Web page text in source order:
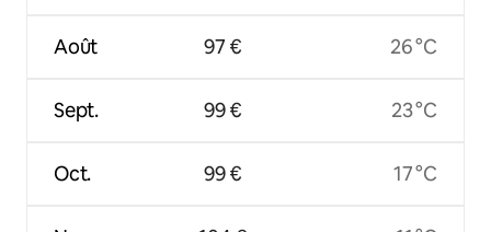
Août
Sept.
Oct.
97 €
99 €
99 €
26 °C
23 °C
17 °C